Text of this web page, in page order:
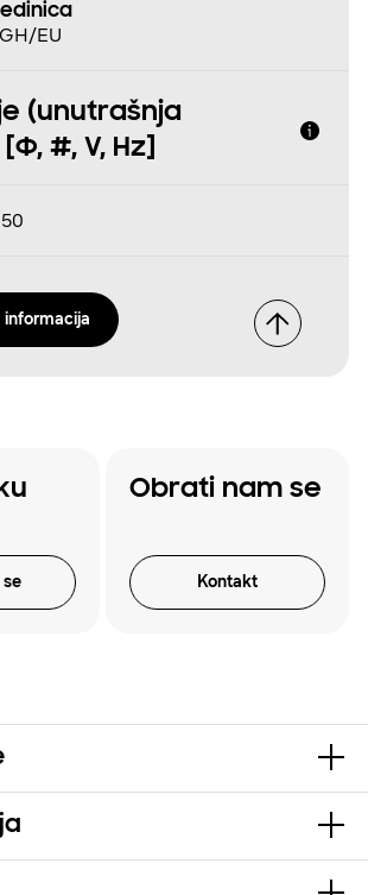
EU
(unutrašnja
#, V, Hz]
informacija
Obrati nam se
Kontakt